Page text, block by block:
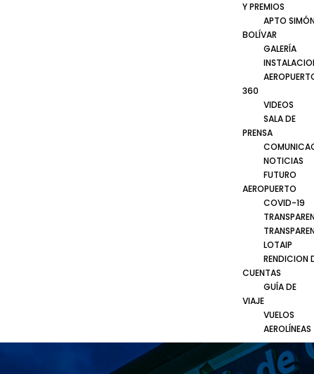
Y PREMIOS
APTO
BOLÍVAR
GALERÍA
360
VIDEOS
SALA DE
PRENSA
NOTICIAS
FUTURO
AEROPUERTO
COVID-19
LOTAIP
RENDICION
CUENTAS
GUÍA DE
VIAJE
VUELOS
AEROLÍNEAS